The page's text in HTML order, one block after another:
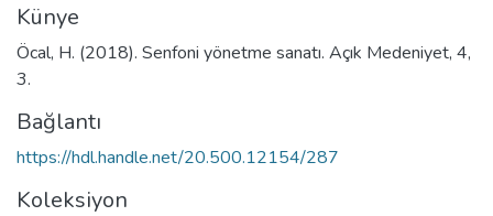
Künye
Öcal, H. (2018). Senfoni yönetme sanatı. Açık Medeniyet, 4,
3.
Bağlantı
https://hdl.handle.net/20.500.12154/287
Koleksiyon